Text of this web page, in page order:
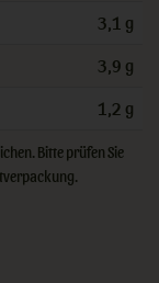
3,1 g
3,9 g
1,2 g
Bitte prüfen Sie